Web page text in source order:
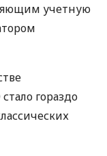
учетную
гораздо